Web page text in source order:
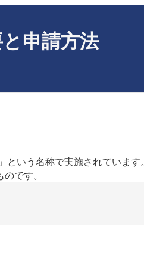
申請方法
いう名称で実施されています。
です。